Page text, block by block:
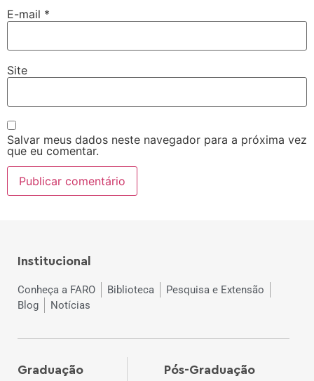
E-mail *
Site
Salvar meus dados neste navegador para a próxima vez
que eu comentar.
Institucional
Conheça a FARO Biblioteca
Pesquisa e Extensão
Blog
Notícias
Graduação Pós-Graduação